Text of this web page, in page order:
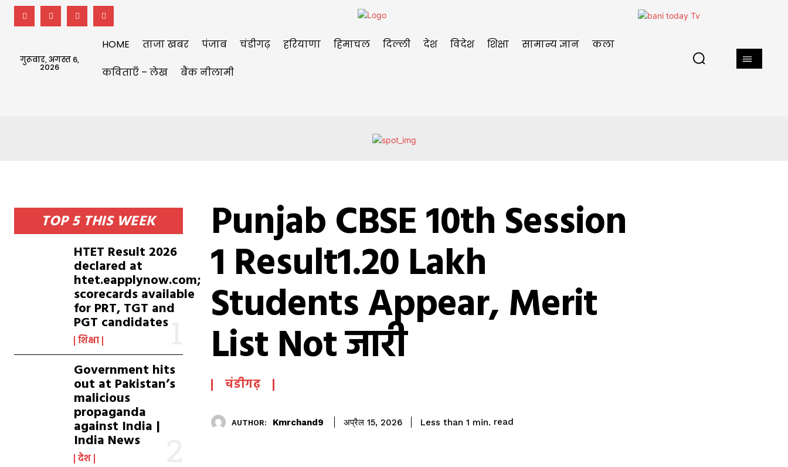
गुरूवार, अगस्त 6,
2026
HOME ताजा खबर पंजाब चंडीगढ़ हरियाणा हिमाचल दिल्ली देश विदेश शिक्षा सामान्य ज्ञान कला
कविताएँ – लेख बैंक नीलामी
TOP 5 THIS WEEK
HTET Result 2026
declared at
htet.eapplynow.com;
scorecards available
for PRT, TGT and
PGT candidates
शिक्षा
Government hits
out at Pakistan’s
malicious
propaganda
against India |
India News
देश
Punjab CBSE 10th Session
1 Result1.20 Lakh
Students Appear, Merit
List Not जारी
चंडीगढ़
AUTHOR: Kmrchand9 अप्रैल 15, 2026 Less than 1 min. read